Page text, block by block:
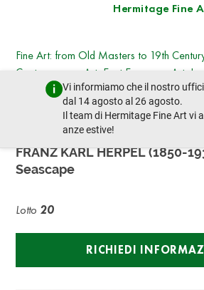
Hermitage Fine
Vi informiamo che il nostro
dal 14 agosto al 26 agosto.
Il team di Hermitage Fine Art vi
anze estive!
Fine Art: from Old Masters to 19th
Contemporary Art, East European Art,
martedì 25 giugno 2024 - 14:30
lotto precedente
FRANZ KARL HERPEL (1850-
Seascape
Lotto 20
RICHIEDI